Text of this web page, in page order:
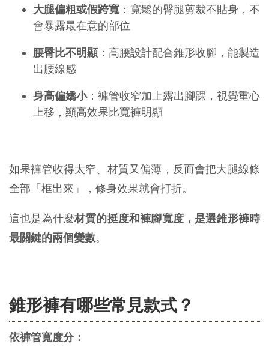
大腿偏粗或假跨寬：寬鬆的臀腿剪裁不貼身，不
會暴露最在意的部位
腰臀比不明顯：高腰設計配合錐形收腳，能製造
出腰線感
身高偏嬌小：褲管收窄加上露出腳踝，視覺重心
上移，顯高效果比寬褲明顯
如果褲管收得太窄、材質又偏薄，反而會把大腿線條
全部「框出來」，修身效果就會打折。
這也是為什麼材質的挺度和褲腳寬度，是選錐形褲時
最關鍵的兩個變數。
錐形褲有哪些常見款式？
依褲管寬度分：